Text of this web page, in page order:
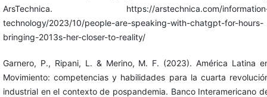
ArsTechnica. https://arstechnica.com/
technology/2023/10/people-are-speaking-with-chatgpt-for-hours-
bringing-2013s-her-closer-to-reality/
Garnero, P., Ripani, L. & Merino, M. F. (2023). América Latina
Movimiento: competencias y habilidades para la cuarta
industrial en el contexto de pospandemia. Banco Interamericano